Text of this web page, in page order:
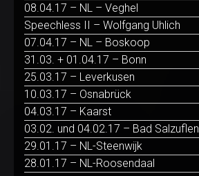
08.04.17 – NL – Veghel
Speechless II – Wolfgang Uhlich
07.04.17 – NL – Boskoop
31.03. + 01.04.17 – Bonn
25.03.17 – Leverkusen
10.03.17 – Osnabrück
04.03.17 – Kaarst
03.02. und 04.02.17 – Bad Salzuflen
29.01.17 – NL-Steenwijk
28.01.17 – NL-Roosendaal